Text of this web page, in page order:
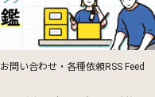
お問い合わせ・各種依頼RSS Feed